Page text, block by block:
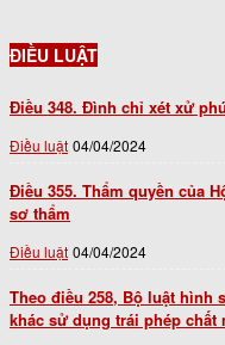
ĐIỀU LUẬT
Điều 348. Đình chỉ xét xử
Điều luật 04/04/2024
Điều 355. Thẩm quyền của
sơ thẩm
Điều luật 04/04/2024
Theo điều 258, Bộ luật hình
khác sử dụng trái phép chất